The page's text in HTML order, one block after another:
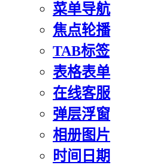
菜单导航
焦点轮播
TAB标签
表格表单
在线客服
弹层浮窗
相册图片
时间日期